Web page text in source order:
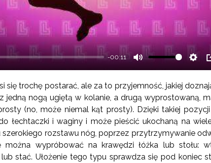
-00:11
Mute
się trochę postarać, ale za to przyjemność, jakiej
jedną nogą ugiętą w kolanie, a drugą wyprostowaną,
(no, może niemal kąt prosty). Dzięki takiej
łechtaczki i waginy i może pieścić ukochaną na
rozstawu nóg, poprzez przytrzymywanie
wypróbować na krawędzi łóżka lub stołu:
stać. Ułożenie tego typu sprawdza się pod koniec